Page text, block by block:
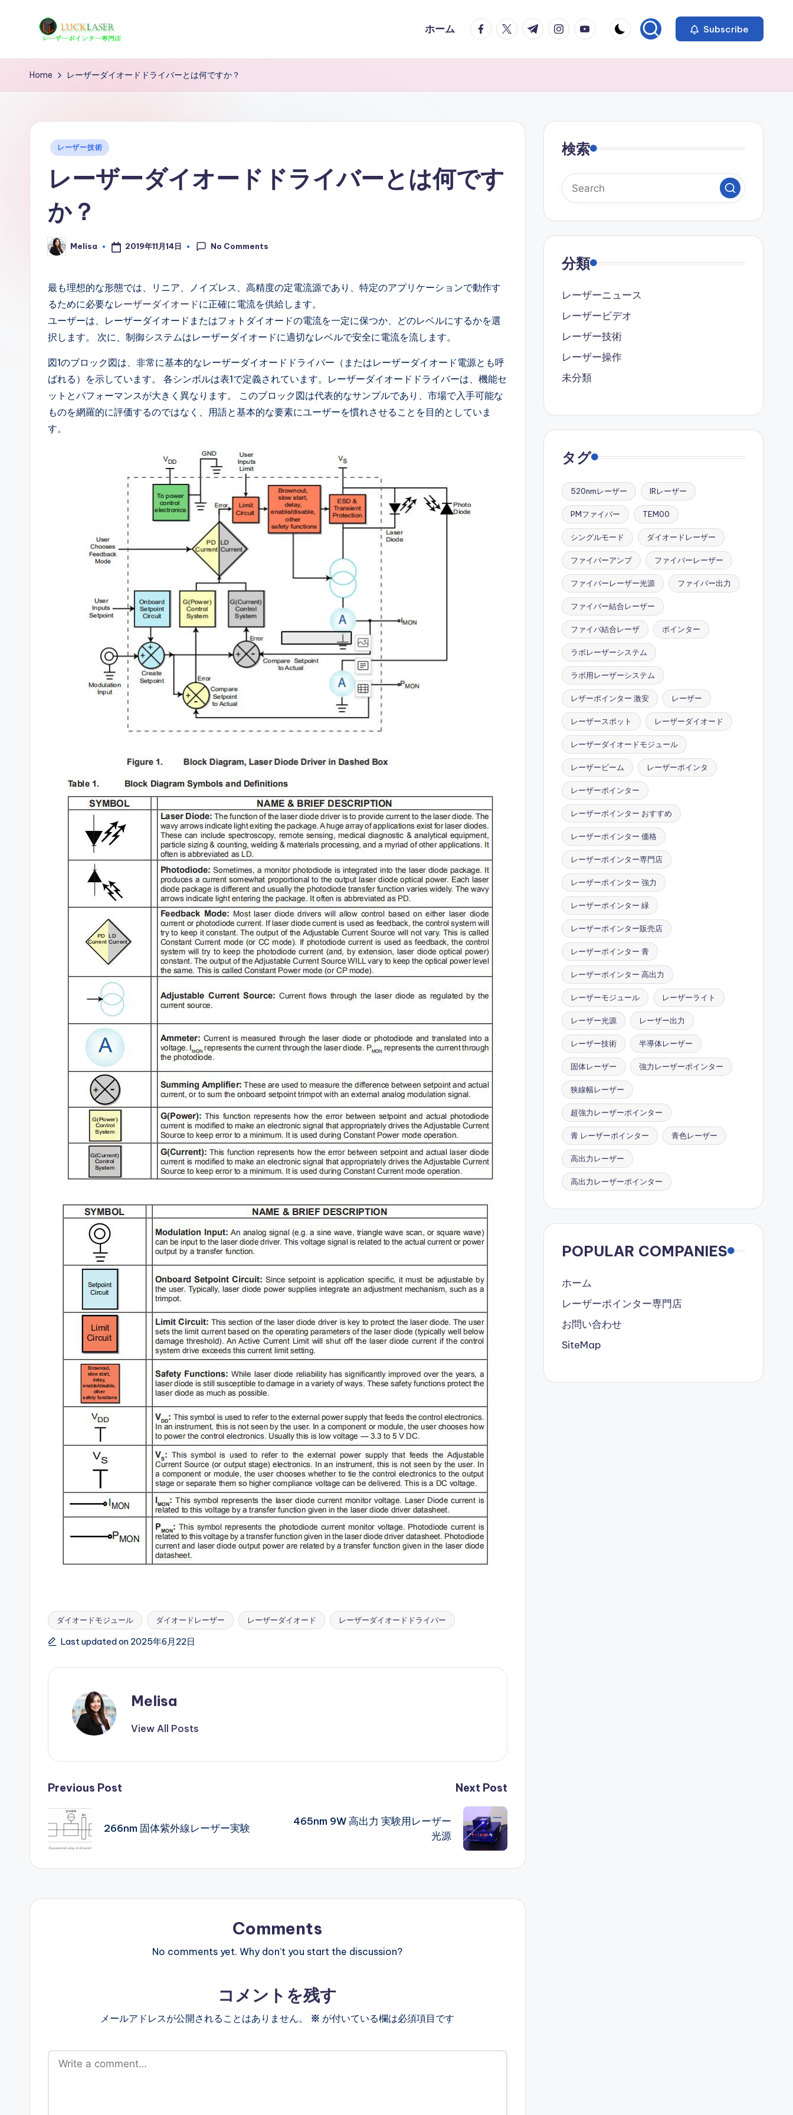
レ
ー
ー
の
科
学
技
術
情
報
ー
ポ
ホーム facebook.com
twitter.com
t.me instagram.com
youtube.com Subscribe
Home レーザーダイオードドライバーとは何ですか？
Posted
レーザー技術
レーザーダイオードドライバーとは何です
か？
Posted
by
Melisa 2019年11月14日 No Comments
最も理想的な形態では、リニア、ノイズレス、高精度の定電流源であり、特定のアプリケーションで動作す
るために必要なレーザーダイオードに正確に電流を供給します。
ユーザーは、レーザーダイオードまたはフォトダイオードの電流を一定に保つか、どのレベルにするかを選
択します。 次に、制御システムはレーザーダイオードに適切なレベルで安全に電流を流します。
図1のブロック図は、非常に基本的なレーザーダイオードドライバー（またはレーザーダイオード電源とも呼
ばれる）を示しています。 各シンボルは表1で定義されています。レーザーダイオードドライバーは、機能セ
ットとパフォーマンスが大きく異なります。 このブロック図は代表的なサンプルであり、市場で入手可能な
ものを網羅的に評価するのではなく、用語と基本的な要素にユーザーを慣れさせることを目的としていま
す。
Tags:
ダイオードモジュール ダイオードレーザー レーザーダイオード レーザーダイオードドライバー
Last updated on 2025年6月22日
Melisa
View All Posts
Post
navigation
Previous Post
266nm 固体紫外線レーザー実験
Next Post
465nm 9W 高出力 実験用レーザー
光源
Comments
No comments yet. Why don’t you start the discussion?
コメントを残す
メールアドレスが公開されることはありません。 ※ が付いている欄は必須項目です
検索
分類
レーザーニュース
レーザービデオ
レーザー技術
レーザー操作
未分類
タグ
520nmレーザー IRレーザー
PMファイバー TEM00
シングルモード ダイオードレーザー
ファイバーアンプ ファイバーレーザー
ファイバーレーザー光源 ファイバー出力
ファイバー結合レーザー
ファイバ結合レーザ ポインター
ラボレーザーシステム
ラボ用レーザーシステム
レザーポインター 激安 レーザー
レーザースポット レーザーダイオード
レーザーダイオードモジュール
レーザービーム レーザーポインタ
レーザーポインター
レーザーポインター おすすめ
レーザーポインター 価格
レーザーポインター専門店
レーザーポインター 強力
レーザーポインター 緑
レーザーポインター販売店
レーザーポインター 青
レーザーポインター 高出力
レーザーモジュール レーザーライト
レーザー光源 レーザー出力
レーザー技術 半導体レーザー
固体レーザー 強力レーザーポインター
狭線幅レーザー
超強力レーザーポインター
青 レーザーポインター 青色レーザー
高出力レーザー
高出力レーザーポインター
POPULAR COMPANIES
ホーム
レーザーポインター専門店
お問い合わせ
SiteMap